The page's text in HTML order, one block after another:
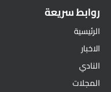
روابط سريعة
الرئيسية
الاخبار
النادي
المجلات